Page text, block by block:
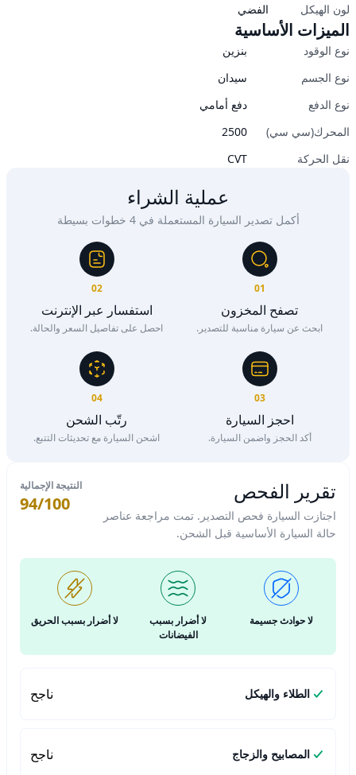
لون الهيكل
الفضي
الميزات الأساسية
نوع الوقود
بنزين
نوع الجسم
سيدان
نوع الدفع
دفع أمامي
المحرك(سي سي)
2500
نقل الحركة
CVT
عملية الشراء
أكمل تصدير السيارة المستعملة في 4 خطوات بسيطة
01
تصفح المخزون
ابحث عن سيارة مناسبة للتصدير.
02
استفسار عبر الإنترنت
احصل على تفاصيل السعر والحالة.
03
احجز السيارة
أكد الحجز واضمن السيارة.
04
رتّب الشحن
اشحن السيارة مع تحديثات التتبع.
تقرير الفحص
اجتازت السيارة فحص التصدير. تمت مراجعة عناصر
حالة السيارة الأساسية قبل الشحن.
النتيجة الإجمالية
94/100
لا حوادث جسيمة
لا أضرار بسبب
الفيضانات
لا أضرار بسبب الحريق
الطلاء والهيكل ناجح
المصابيح والزجاج ناجح